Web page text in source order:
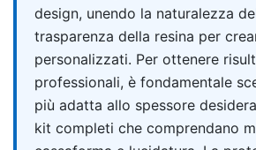
design, unendo la naturalezza
trasparenza della resina per
personalizzati. Per ottenere
professionali, è fondamentale
più adatta allo spessore
kit completi che comprendano